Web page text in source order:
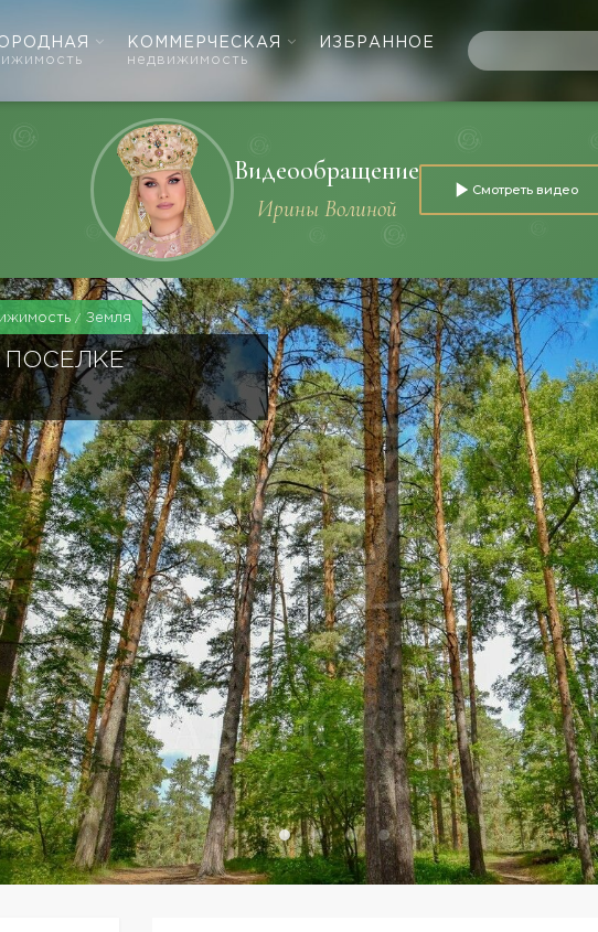
КОММЕРЧЕСКАЯ
недвижимость
ИЗБРАННОЕ
Видеообращение
Ирины Волиной
Смотреть видео
Земля
ПОСЕЛКЕ